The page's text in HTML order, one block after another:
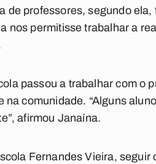
de professores, segundo
nos permitisse trabalhar a
passou a trabalhar com o
na comunidade. “Alguns
afirmou Janaína.
Fernandes Vieira,